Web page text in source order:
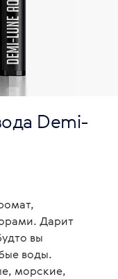
Demi-
Дарит
вы
воды.
морские,